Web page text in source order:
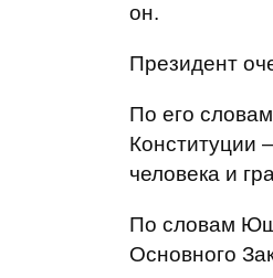
он.
Президент
По его
Конституции
человека и
По словам
Основного